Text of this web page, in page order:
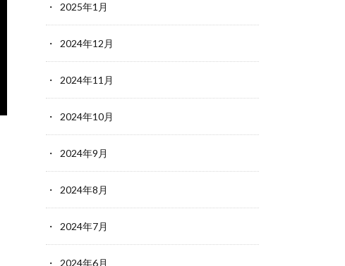
2025年1月
2024年12月
2024年11月
2024年10月
2024年9月
2024年8月
2024年7月
2024年6月